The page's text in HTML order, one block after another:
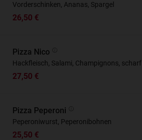
Vorderschinken, Ananas, Spargel
26,50 €
Pizza Nico
Hackfleisch, Salami, Champignons, scharf
27,50 €
Pizza Peperoni
Peperoniwurst, Peperonibohnen
25,50 €